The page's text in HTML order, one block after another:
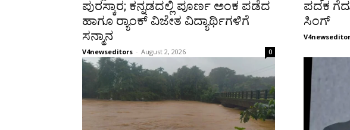
ಪುರಸ್ಕಾರ; ಕನ್ನಡದಲ್ಲಿ ಪೂರ್ಣ ಅಂಕ ಪಡೆದ
ಹಾಗೂ ರ‍್ಯಾಂಕ್ ವಿಜೇತ ವಿದ್ಯಾರ್ಥಿಗಳಿಗೆ
ಸನ್ಮಾನ
V4newseditors - August 2, 2026 0
ಪದಕ
ಸಿಂಗ್‌